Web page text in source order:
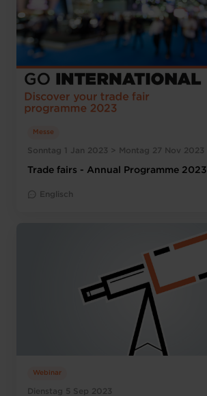
Sonntag 1 Jan 2023 > Montag 27 Nov 2023
Messe
Trade fairs - Annual Programme 2023
Englisch
Dienstag 5 Sep 2023
Webinar